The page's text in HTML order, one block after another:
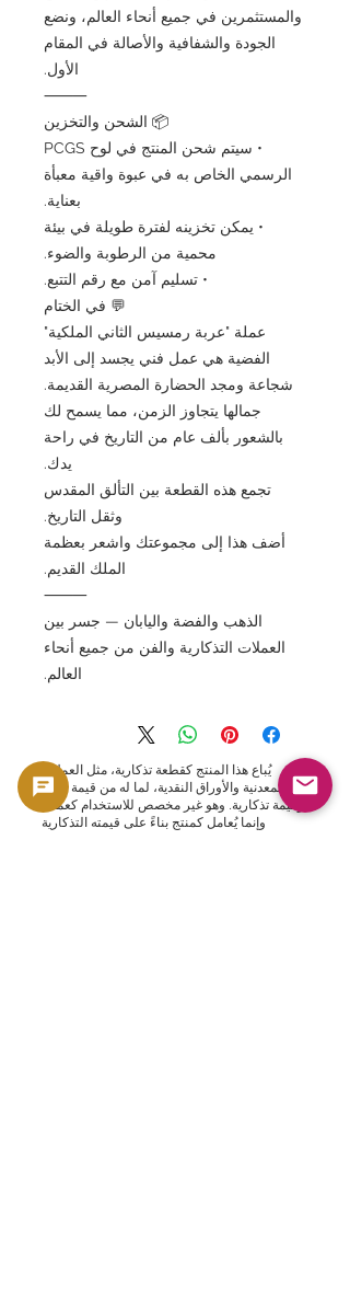
والمستثمرين في جميع أنحاء العالم، ونضع
الجودة والشفافية والأصالة في المقام
الأول.
⸻
📦 الشحن والتخزين
• سيتم شحن المنتج في لوح PCGS
الرسمي الخاص به في عبوة واقية معبأة
بعناية.
• يمكن تخزينه لفترة طويلة في بيئة
محمية من الرطوبة والضوء.
• تسليم آمن مع رقم التتبع.
💬 في الختام
عملة "عربة رمسيس الثاني الملكية"
الفضية هي عمل فني يجسد إلى الأبد
شجاعة ومجد الحضارة المصرية القديمة.
جمالها يتجاوز الزمن، مما يسمح لك
بالشعور بألف عام من التاريخ في راحة
يدك.
تجمع هذه القطعة بين التألق المقدس
وثقل التاريخ.
أضف هذا إلى مجموعتك واشعر بعظمة
الملك القديم.
⸻
الذهب والفضة واليابان — جسر بين
العملات التذكارية والفن من جميع أنحاء
العالم.
يُباع هذا المنتج كقطعة تذكارية، مثل العملات
المعدنية والأوراق النقدية، لما له من قيمة مادية
وقيمة تذكارية. وهو غير مخصص للاستخدام كعملة،
وإنما يُعامل كمنتج بناءً على قيمته التذكارية